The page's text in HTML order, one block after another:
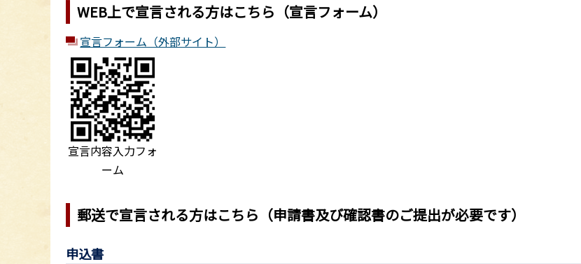
WEB上で宣言される方はこちら（宣言フォーム）
宣言フォーム（外部サイト）
宣言内容入力フォ
ーム
郵送で宣言される方はこちら（申請書及び確認書のご提出が必要です）
申込書